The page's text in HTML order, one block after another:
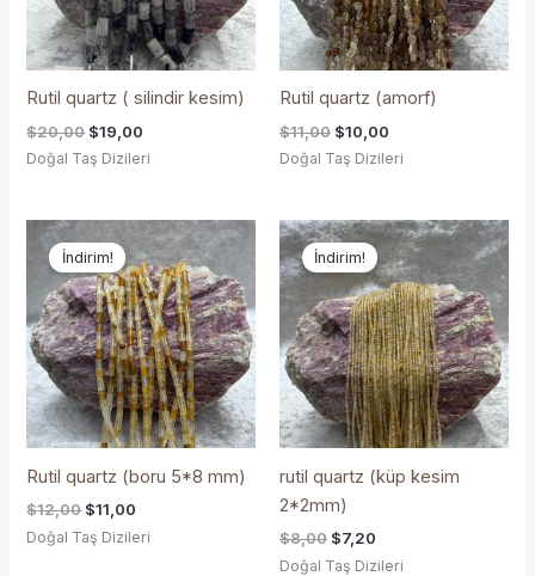
Rutil quartz ( silindir kesim)
$20,00 $19,00
Doğal Taş Dizileri
Rutil quartz (amorf)
$11,00 $10,00
Doğal Taş Dizileri
İndirim!
Rutil quartz (boru 5*8 mm)
$12,00
fiyat:
$12,00.
$11,00
Şu
andaki
fiyat:
$11,00.
Doğal Taş Dizileri
İndirim!
rutil quartz (küp kesim
2*2mm)
$8,00
Orijinal
fiyat:
$8,00.
$7,20
Şu
andaki
fiyat:
$7,20.
Doğal Taş Dizileri